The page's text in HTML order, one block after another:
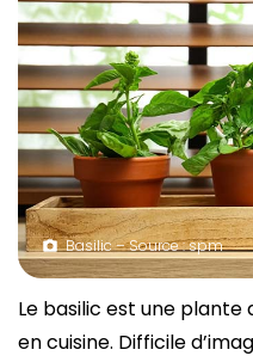
Basilic – Source : spm
Le basilic est une
en cuisine. Difficile